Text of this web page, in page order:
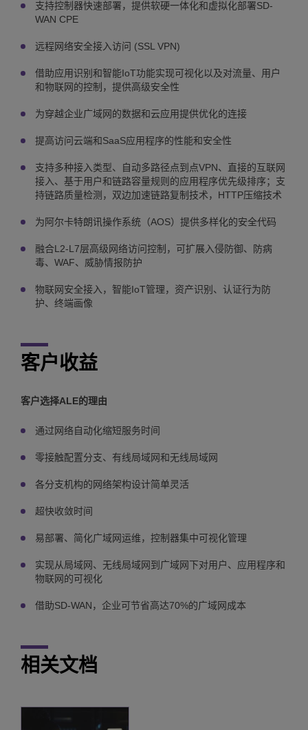
支持控制器快速部署，提供软硬一体化和虚拟化部署SD-
WAN CPE
远程网络安全接入访问 (SSL VPN)
借助应用识别和智能IoT功能实现可视化以及对流量、用户
和物联网的控制，提供高级安全性
为穿越企业广域网的数据和云应用提供优化的连接
提高访问云端和SaaS应用程序的性能和安全性
支持多种接入类型、自动多路径点到点VPN、直接的互联网
接入、基于用户和链路容量规则的应用程序优先级排序；支
持链路质量检测，双边加速链路复制技术，HTTP压缩技术
为阿尔卡特朗讯操作系统（AOS）提供多样化的安全代码
融合L2-L7层高级网络访问控制，可扩展入侵防御、防病
毒、WAF、威胁情报防护
物联网安全接入，智能IoT管理，资产识别、认证行为防
护、终端画像
客户收益
客户选择ALE的理由
通过网络自动化缩短服务时间
零接触配置分支、有线局域网和无线局域网
各分支机构的网络架构设计简单灵活
超快收敛时间
易部署、简化广域网运维，控制器集中可视化管理
实现从局域网、无线局域网到广域网下对用户、应用程序和
物联网的可视化
借助SD-WAN，企业可节省高达70%的广域网成本
相关文档